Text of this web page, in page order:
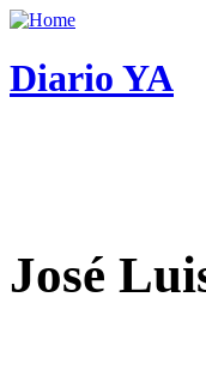
Diario YA
José